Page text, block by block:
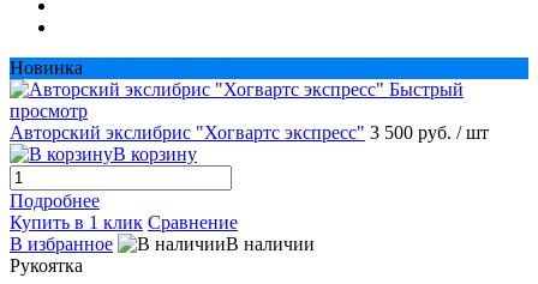
Новинка
Быстрый
просмотр
Авторский экслибрис "Хогвартс экспресс" 3 500 руб. / шт
В корзину
Подробнее
Купить в 1 клик Сравнение
В избранное
В наличии
Рукоятка